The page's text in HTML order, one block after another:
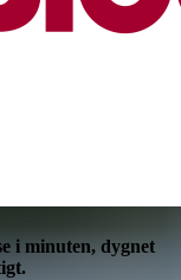
i minuten, dygnet